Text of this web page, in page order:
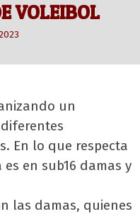
VOLEIBOL
un
En lo que respecta
en sub16 damas y
las damas, quienes